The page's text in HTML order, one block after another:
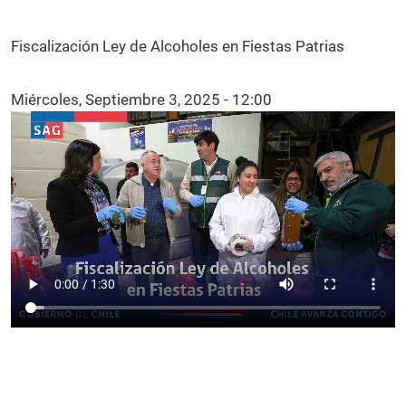
Fiscalización Ley de Alcoholes en Fiestas Patrias
Miércoles, Septiembre 3, 2025 - 12:00
Video file